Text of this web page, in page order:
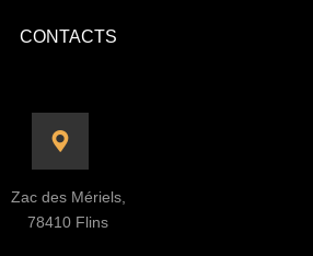
CONTACTS
Zac des Mériels,
78410 Flins